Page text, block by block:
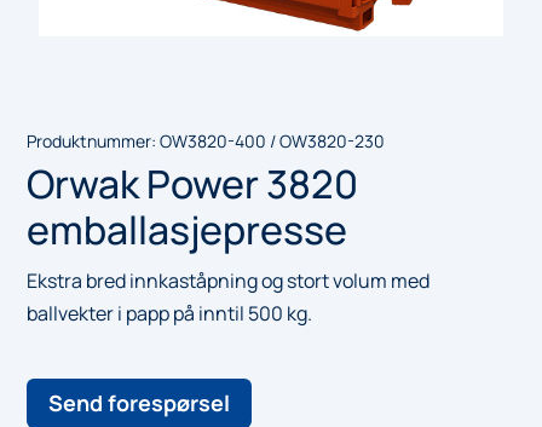
Produktnummer:OW3820-400 / OW3820-230
Orwak Power 3820
emballasjepresse
Ekstra bred innkaståpning og stort volum med
ballvekter i papp på inntil 500 kg.
Send forespørsel